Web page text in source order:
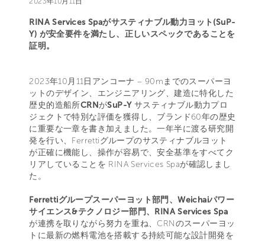
RINA Services Spaがサスティナブル動力ヨット(SuP-
Y) が安全要件を満たし、正しいスペックであることを
証明。
2023年10月11日アンコーナ – 90mまでのスーパーヨ
ットのデザイン、エンジニアリング、建造に特化した
歴史的造船所CRNがSuP-Yサスティナブル動力プロ
ジェクトで特別な評価を獲得し、ブランド60年の歴史
に重要な一章を書き加えました。一年半に渡る研究開
発を行い、Ferrettiグループのサスティナブルヨット
が正確に機能し、操作が容易で、安全基準をすべてク
リアしていることを RINA Services Spaが確認しまし
た。
Ferrettiグループスーパーヨット部門、Weichaiパワー
サイエンス&テクノロジー部門、RINA Services Spa
が連携を取りながら努力を重ね、CRNのスーパーヨッ
トに最新の燃料電池を搭載する持続可能な設計開発を